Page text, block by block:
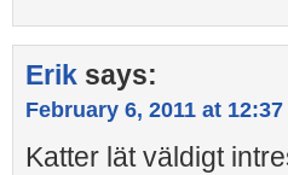
Erik says:
February 6, 2011 at
Katter lät väldigt